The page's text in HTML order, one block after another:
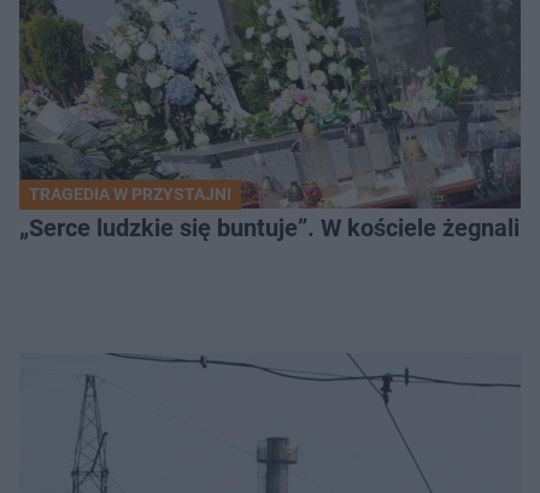
TRAGEDIA W PRZYSTAJNI
„Serce ludzkie się buntuje”. W kościele żegnali